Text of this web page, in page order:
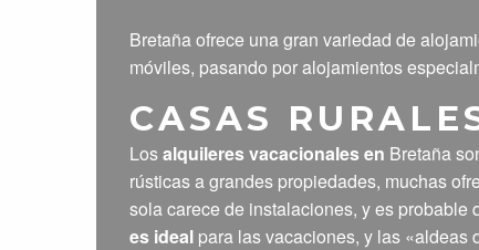
Bretaña ofrece una gran variedad de
móviles, pasando por alojamientos
CASAS
Losalquileres vacacionales en Bretaña
rústicas a grandes propiedades, muchas
sola carece de instalaciones, y es probable
es ideal para las vacaciones, y las «aldeas